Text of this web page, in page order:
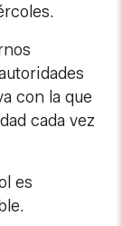
con la que
cada vez
es